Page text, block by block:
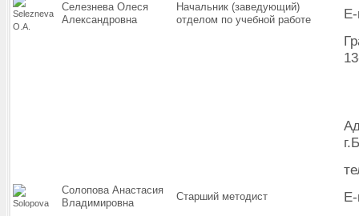
Селезнева Олеся
Александровна
Начальник (заведующий)
отделом по учебной работе
Солопова Анастасия
Владимировна
Старший методист